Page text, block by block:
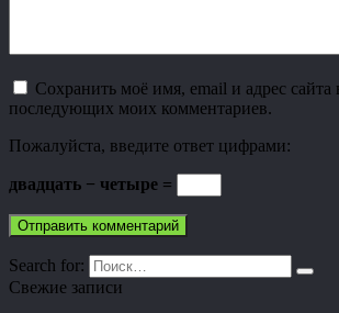
Сохранить моё имя, email и адрес сайта
последующих моих комментариев.
Пожалуйста, введите ответ цифрами:
двадцать − четыре =
Search for:
Свежие записи